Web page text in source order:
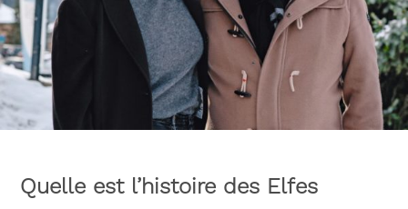
Quelle est l’histoire des Elfes